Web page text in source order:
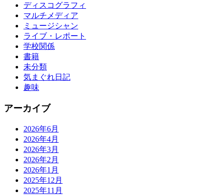
ディスコグラフィ
マルチメディア
ミュージシャン
ライブ・レポート
学校関係
書籍
未分類
気まぐれ日記
趣味
アーカイブ
2026年6月
2026年4月
2026年3月
2026年2月
2026年1月
2025年12月
2025年11月